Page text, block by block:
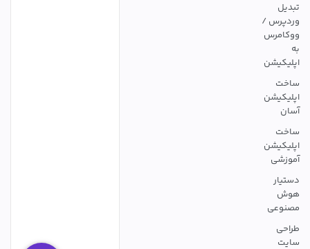
تبدیل
وردپرس /
ووکامرس
به
اپلیکیشن
ساخت
اپلیکیشن
آسان
ساخت
اپلیکیشن
آموزشی
دستیار
هوش
مصنوعی
طراحی
سایت